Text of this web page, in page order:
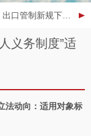
口管制新规下溅射靶材走私犯罪风险解读
义务制度”适
法动向：适用对象标